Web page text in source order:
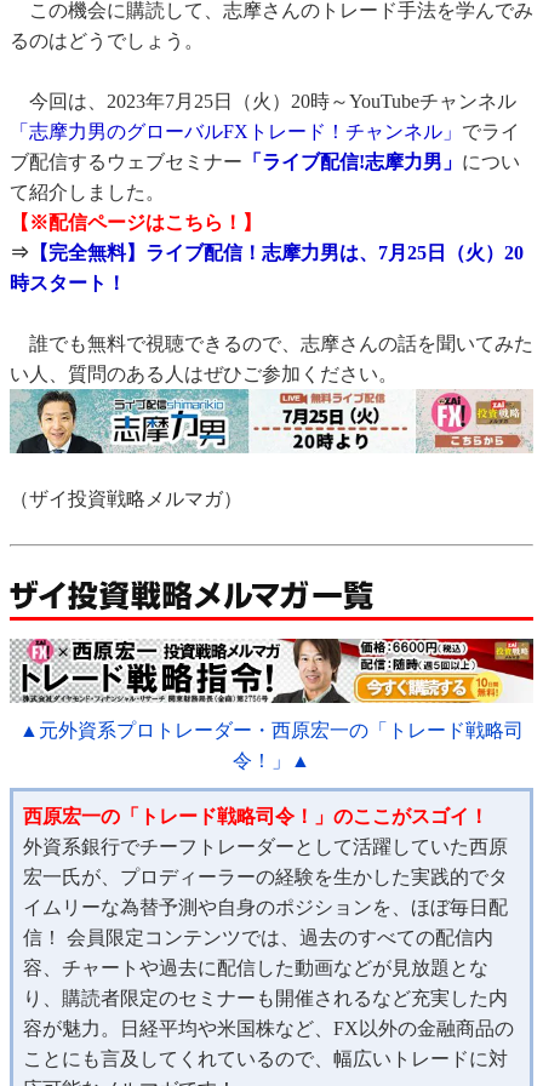
この機会に購読して、志摩さんのトレード手法を学んでみ
るのはどうでしょう。
今回は、2023年7月25日（火）20時～YouTubeチャンネル
「志摩力男のグローバルFXトレード！チャンネル」 でライ
ブ配信するウェブセミナー 「ライブ配信!志摩力男」 につい
て紹介しました。
【※配信ページはこちら！】
⇒ 【完全無料】ライブ配信！志摩力男は、7月25日（火）20
時スタート！
誰でも無料で視聴できるので、志摩さんの話を聞いてみた
い人、質問のある人はぜひご参加ください。
（ザイ投資戦略メルマガ）
▲元外資系プロトレーダー・西原宏一の「トレード戦略司
令！」▲
西原宏一の「トレード戦略司令！」のここがスゴイ！
外資系銀行でチーフトレーダーとして活躍していた西原
宏一氏が、プロディーラーの経験を生かした実践的でタ
イムリーな為替予測や自身のポジションを、ほぼ毎日配
信！ 会員限定コンテンツでは、過去のすべての配信内
容、チャートや過去に配信した動画などが見放題とな
り、購読者限定のセミナーも開催されるなど充実した内
容が魅力。日経平均や米国株など、FX以外の金融商品の
ことにも言及してくれているので、幅広いトレードに対